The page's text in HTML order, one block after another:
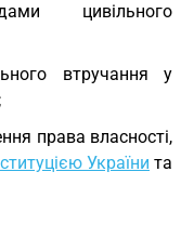
цивільного
втручання у
права власності,
України та